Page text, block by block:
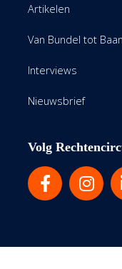
Artikelen
Van Bundel tot Baan
Interviews
Nieuwsbrief
Volg